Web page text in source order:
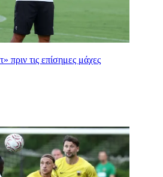
πριν τις επίσημες μάχες